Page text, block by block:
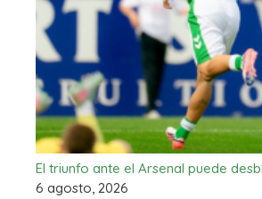
El triunfo ante el Arsenal puede
6 agosto, 2026